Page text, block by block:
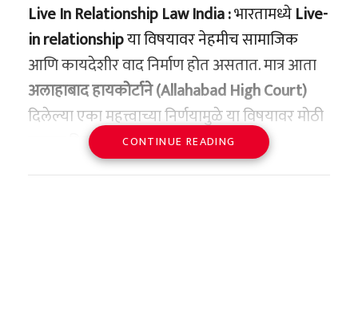
Live In Relationship Law India :भारतामध्येLive-
in relationshipया विषयावर नेहमीच सामाजिक
आणि कायदेशीर वाद निर्माण होत असतात. मात्र आता
अलाहाबाद हायकोर्टाने (Allahabad High Court)
दिलेल्या एका महत्त्वाच्या निर्णयामुळे या विषयावर मोठी
स्पष्टता मिळाली आहे.
शुक्रवारी दिलेल्या निर्णयात न्यायालयाने स्पष्ट शब्दांत
CONTINUE READING